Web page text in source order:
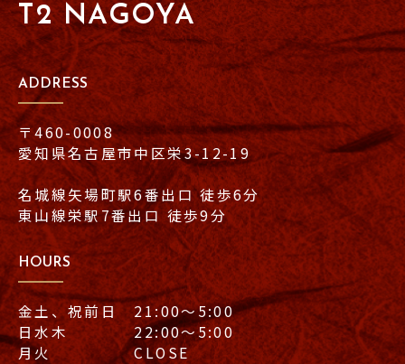
T2 NAGOYA
ADDRESS
〒460-0008
愛知県名古屋市中区栄3-12-19
名城線矢場町駅6番出口 徒歩6分
東山線栄駅7番出口 徒歩9分
HOURS
金土、祝前日 21:00〜5:00
日水木 22:00〜5:00
月火 CLOSE